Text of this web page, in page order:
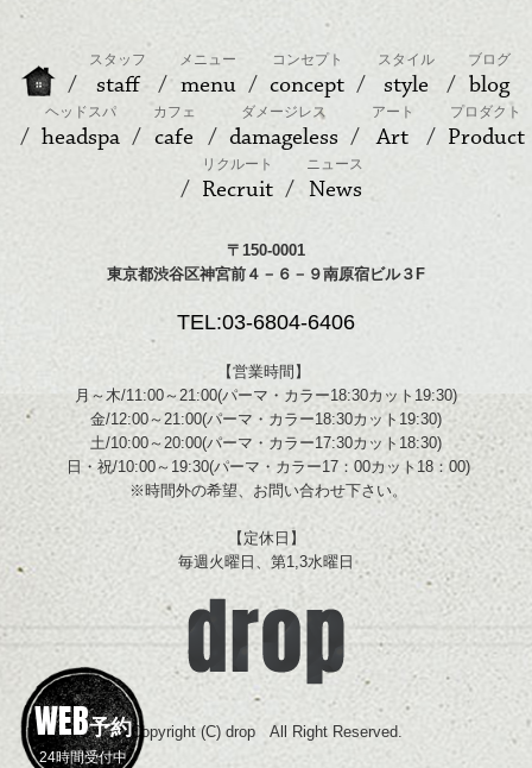
WEB予約
24時間受付中
スタッフ
staff
メニュー
menu
コンセプト
concept
スタイル
style
ブログ
blog
ヘッドスパ
headspa
カフェ
cafe
ダメージレス
damageless
アート
Art
プロダクト
Product
リクルート
Recruit
ニュース
News
〒150-0001
東京都渋谷区神宮前４－６－９南原宿ビル３F
TEL:03-6804-6406
【営業時間】
月～木/11:00～21:00(パーマ・カラー18:30カット19:30)
金/12:00～21:00(パーマ・カラー18:30カット19:30)
土/10:00～20:00(パーマ・カラー17:30カット18:30)
日・祝/10:00～19:30(パーマ・カラー17：00カット18：00)
※時間外の希望、お問い合わせ下さい。
【定休日】
毎週火曜日、第1,3水曜日
Copyright (C) drop All Right Reserved.